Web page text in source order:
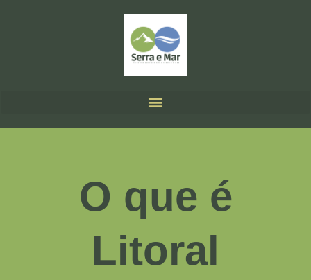
O que é
Litoral